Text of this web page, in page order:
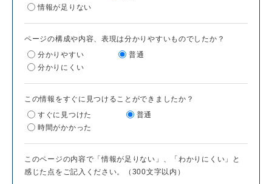
情報が足りない
ページの構成や内容、表現は分かりやすいものでしたか？
分かりやすい
普通
分かりにくい
この情報をすぐに見つけることができましたか？
すぐに見つけた
普通
時間がかかった
このページの内容で「情報が足りない」、「わかりにくい」と
感じた点をご記入ください。（300文字以内）